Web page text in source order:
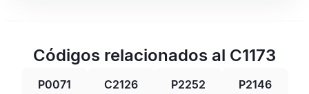
Códigos relacionados al C1173
P0071 C2126 P2252 P2146